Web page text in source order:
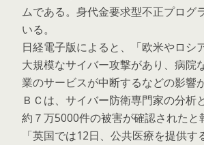
ムである。身代金要求型不正プログ
いる。
日経電子版によると、「欧米やロシ
大規模なサイバー攻撃があり、病院
業のサービスが中断するなどの影響
ＢＣは、サイバー防衛専門家の分析
約７万5000件の被害が確認されたと
「英国では12日、公共医療を提供す